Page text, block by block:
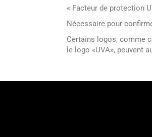
« Facteur de protection
Nécessaire pour
Certains logos, comme
le logo «UVA»,